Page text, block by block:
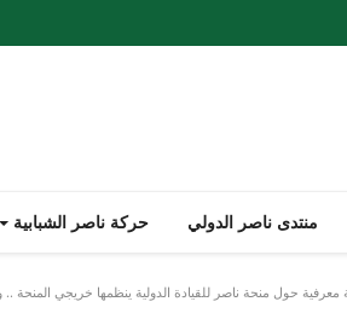
منتدى ناصر الدولي حركة ناصر الشبابية
حول منحة ناصر للقيادة الدولية ينظمها خريجي المنحة ..